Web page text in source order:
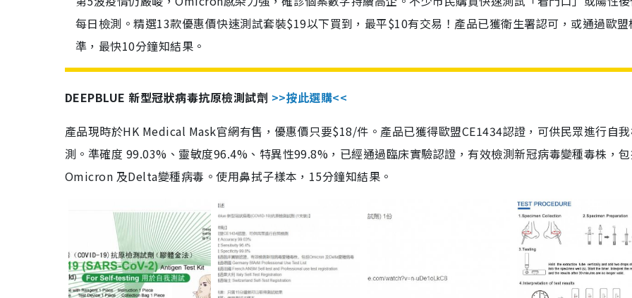
每日檢測。精選13款優惠價快速測試套裝$19以下買到，最平$10有交易！產品已獲衛生署認可，或通過歐盟
準，最快10分鐘知結果。
DEEPBLUE 新型冠狀病毒抗原檢測試劑 >>按此選購<<
產品現時於HK Medical Mask官網有售，優惠價只要$18/件。產品已獲得歐盟CE1434認證，可供民眾進行自
測。準確度 99.03%、靈敏度96.4%、特異性99.8%，已經通過臨床實驗認證，有效檢測新冠病毒變種毒株，
Omicron 及Delta變種病毒。使用鼻拭子樣本，15分鐘知結果。